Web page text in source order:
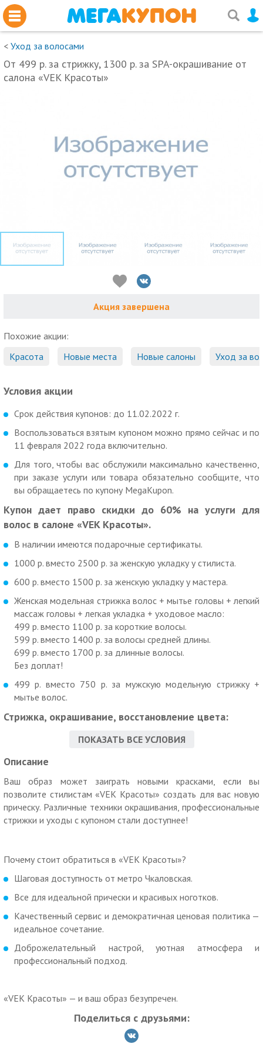
< Уход за волосами
От 499 р. за стрижку, 1300 р. за SPA-окрашивание от
салона «VEK Красоты»
Акция завершена
Похожие акции:
Красота
Новые места Новые салоны Уход за
Условия акции
Срок действия купонов: до 11.02.2022 г.
Воспользоваться взятым купоном можно прямо сейчас и по
11 февраля 2022 года включительно.
Для того, чтобы вас обслужили максимально качественно,
при заказе услуги или товара обязательно сообщите, что
вы обращаетесь по купону MegaKupon.
Купон дает право скидки до 60% на услуги для
волос в салоне «VEK Красоты».
В наличии имеются подарочные сертификаты.
1000 р. вместо 2500 р. за женскую укладку у стилиста.
600 р. вместо 1500 р. за женскую укладку у мастера.
Женская модельная стрижка волос + мытье головы + легкий
массаж головы + легкая укладка + уходовое масло:
499 р. вместо 1100 р. за короткие волосы.
599 р. вместо 1400 р. за волосы средней длины.
699 р. вместо 1700 р. за длинные волосы.
Без доплат!
499 р. вместо 750 р. за мужскую модельную стрижку +
мытье волос.
Стрижка, окрашивание, восстановление цвета:
1078 р. вместо 2200 р. за экспресс-восстановление цвета
2400 р. вместо 6000 р. за стрижку и укладку волос от
стилиста, окрашивание в один тон.
Хиты 2022 г.:
899 р. вместо 1800 р. за любую длину волос, процедура на
головы + глубокое SPA-восстановление волос с эффектом
биоламинирования + легкая укладка;
— полировка волос жгутиковым способом (обработка всех
секущихся концов по всей длине волос) + мытье головы +
массаж головы + глубокое SPA-восстановление волос с
эффектом биоламинирования + легкая укладка.
3700 р. вместо 7500 р. за сложное окрашивание волос
(«шатуш», «балаяж», OMBRE, airtouch) «под ключ» +
система защиты волос + глубокое SPA-восстановление
волос + стойкая укладка волос (праздничные кудри).
Материалы: Estel Kapous, Dewal и др. премиальные
ПОКАЗАТЬ ВСЕ УСЛОВИЯ
Описание
Ваш образ может заиграть новыми красками, если вы
позволите стилистам «VEK Красоты» создать для вас новую
прическу. Различные техники окрашивания, профессиональные
стрижки и уходы с купоном стали доступнее!
Почему стоит обратиться в «VEK Красоты»?
Шаговая доступность от метро Чкаловская.
Все для идеальной прически и красивых ноготков.
Качественный сервис и демократичная ценовая политика —
идеальное сочетание.
Доброжелательный настрой, уютная атмосфера и
профессиональный подход.
«VEK Красоты» — и ваш образ безупречен.
Поделиться с друзьями: